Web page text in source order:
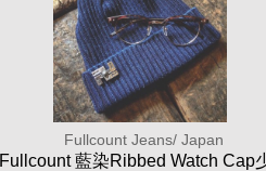
Fullcount Jeans/ Japan
Fullcount 藍染Ribbed Watch Cap